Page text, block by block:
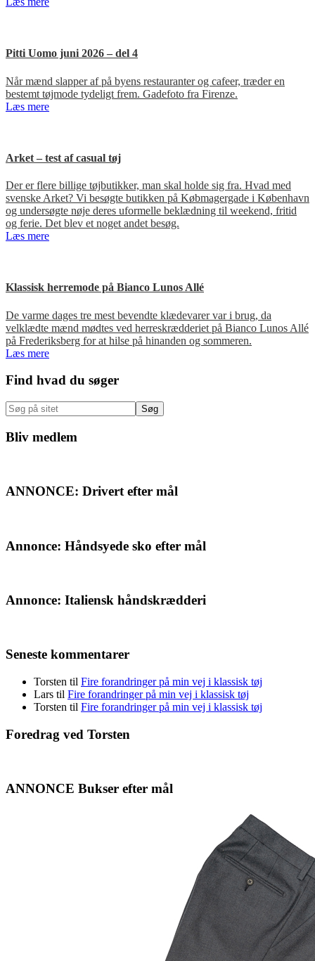
Pitti Uomo juni 2026 – del 4
Når mænd slapper af på byens restauranter og cafeer, træder en
bestemt tøjmode tydeligt frem. Gadefoto fra Firenze.
Læs mere
Arket – test af casual tøj
Der er flere billige tøjbutikker, man skal holde sig fra. Hvad med
svenske Arket? Vi besøgte butikken på Købmagergade i København
og undersøgte nøje deres uformelle beklædning til weekend, fritid
og ferie. Det blev et noget andet besøg.
Læs mere
Klassisk herremode på Bianco Lunos Allé
De varme dages tre mest bevendte klædevarer var i brug, da
velklædte mænd mødtes ved herreskrædderiet på Bianco Lunos Allé
på Frederiksberg for at hilse på hinanden og sommeren.
Læs mere
Primær
Sidebar
Find hvad du søger
Søg
på
sitet
Bliv medlem
ANNONCE: Drivert efter mål
Annonce: Håndsyede sko efter mål
Annonce: Italiensk håndskrædderi
Seneste kommentarer
Torsten til Fire forandringer på min vej i klassisk tøj
Lars til Fire forandringer på min vej i klassisk tøj
Torsten til Fire forandringer på min vej i klassisk tøj
Foredrag ved Torsten
ANNONCE Bukser efter mål